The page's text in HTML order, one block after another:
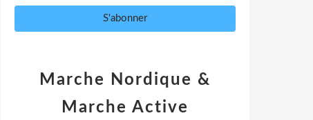
Marche Nordique &
Marche Active